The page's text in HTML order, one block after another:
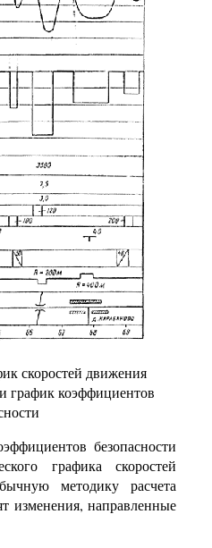
скоростей движения
график коэффициентов
безопасности
графика скоростей
методику расчета
изменения, направленные